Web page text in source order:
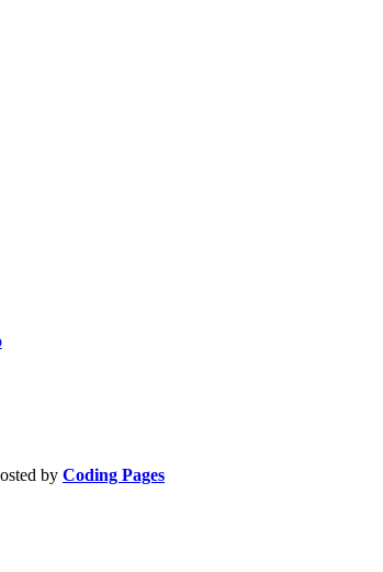
by Coding Pages